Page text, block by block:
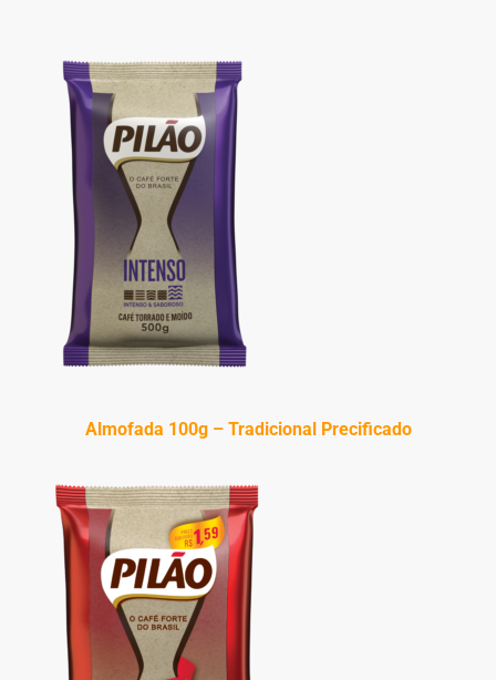
Almofada 100g – Tradicional Precificado